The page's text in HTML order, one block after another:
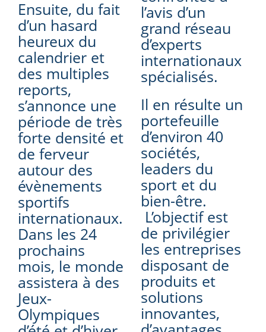
Ensuite, du fait
d’un hasard
heureux du
calendrier et
des multiples
reports,
s’annonce une
période de très
forte densité et
de ferveur
autour des
évènements
sportifs
internationaux.
Dans les 24
prochains
mois, le monde
assistera à des
Jeux-
Olympiques
l’avis d’un
grand réseau
d’experts
internationaux
spécialisés.
Il en résulte un
portefeuille
d’environ 40
sociétés,
leaders du
sport et du
bien-être.
L’objectif est
de privilégier
les entreprises
disposant de
produits et
solutions
innovantes,